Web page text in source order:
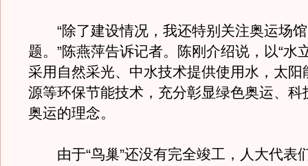
“除了建设情况，我还特别关注奥运场馆
题。”陈燕萍告诉记者。陈刚介绍说，以“水
采用自然采光、中水技术提供使用水，太阳
源等环保节能技术，充分彰显绿色奥运、科
奥运的理念。
由于“鸟巢”还没有完全竣工，人大代表